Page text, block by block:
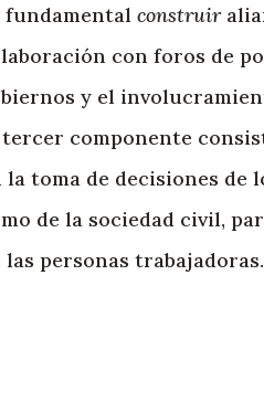
fundamental construir
con foros de
y el
componente
la toma de decisiones de
de la sociedad civil,
las personas trabajadoras.